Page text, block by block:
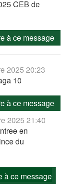
CEB de
à ce message
2025 20:23
10
à ce message
2025 21:40
en
du
à ce message